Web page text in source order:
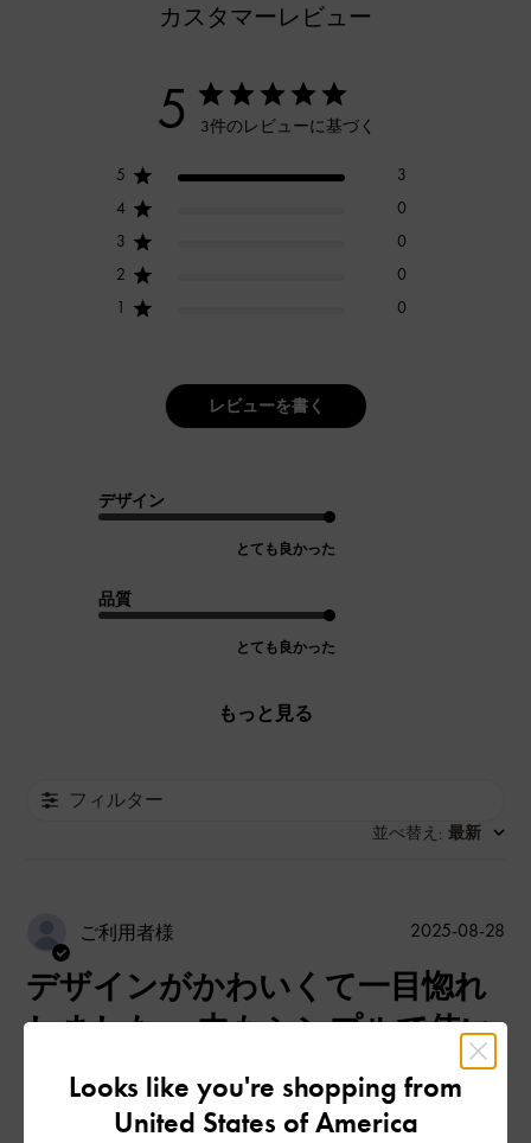
カスタマーレビュー
5 3件のレビューに基づく
5
3
4
0
3
0
2
0
1
0
レビューを書く
デザイン
とても良かった
品質
とても良かった
もっと見る
フィルター
並べ替え : 最新
ご利用者様
デザインがかわいくて一目惚れ
しました。 中もシンプルで使い
やすく、旅行のときに大活躍し
てくれそう。 もう少しカラーバ
公
2025-08-28
Looks like you're shopping from
United States of America